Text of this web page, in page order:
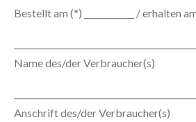
Bestellt am (*) ____________ / erhalten am
Name des/der Verbraucher(s)
Anschrift des/der Verbraucher(s)